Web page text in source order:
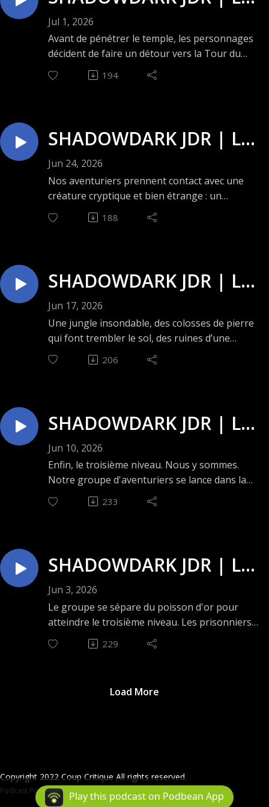
Bonne écoute ! 😄
secret du Rocher Noir –
Épisode 47 : La tour du
savoir 🛞🎲🛞
Jul 1, 2026
Avant de pénétrer le temple, les personnages
décident de faire un détour vers la Tour du
Savoir. Notre groupe d'aventuriers espère y
trouver des réponses à de grandes questions
Bonne écoute ! 😄
194
SHADOWDARK JDR | Le
secret du Rocher Noir –
Épisode 46 : Le crustacé
collectionneur 🦀🎲🦀
Jun 24, 2026
Nos aventuriers prennent contact avec une
créature cryptique et bien étrange : un
habitant de cette fameuse cité en ruine, mais
qui demeure bien isolé dans un secteur à
188
SHADOWDARK JDR | Le
secret du Rocher Noir –
Épisode 45 : Le port des
Colosses 🗿🎲🌀
Jun 17, 2026
Une jungle insondable, des colosses de pierre
qui font trembler le sol, des ruines d’une
civilisation ancienne, des créatures au pelage
aussi obscur que l’abîme lui-même. Le
206
SHADOWDARK JDR | Le
secret du Rocher Noir –
Épisode 44 : La cité en
ruine 🗿🔥🌀
Jun 10, 2026
Enfin, le troisième niveau. Nous y sommes.
Notre groupe d'aventuriers se lance dans la
découverte de cette cité en ruine. Entre jungle,
créatures mystérieuses et flamme stellaire,
233
SHADOWDARK JDR | Le
secret du Rocher Noir –
Épisode 43 : Le sceau du
pirate 🎲
Jun 3, 2026
Le groupe se sépare du poisson d'or pour
atteindre le troisième niveau. Les prisonniers
du second étage doivent être transporté en
lieux surs. Nos aventuriers devront dépenser
semble être difficile à atteindre...
229
Load More
Copyright 2022 Coup Critique All rights reserved.
Podcast Powered ByPodbean
Play this podcast on Podbean App